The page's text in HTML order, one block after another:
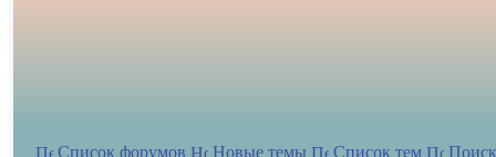
Список форумов Новые темы Список тем